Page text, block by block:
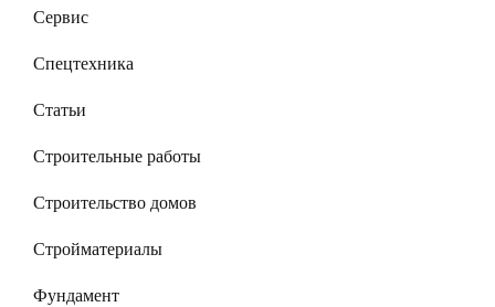
Сервис
Спецтехника
Статьи
Строительные работы
Строительство домов
Стройматериалы
Фундамент